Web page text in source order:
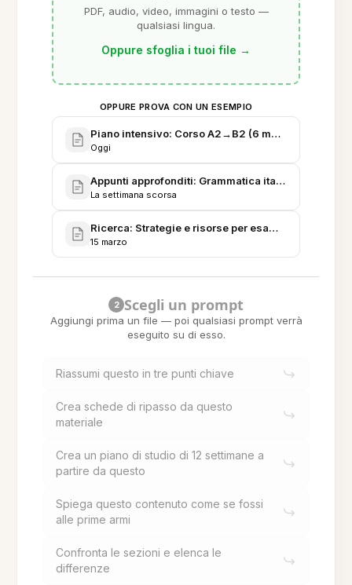
PDF, audio, video, immagini o testo —
qualsiasi lingua.
Oppure sfoglia i tuoi file →
OPPURE PROVA CON UN ESEMPIO
Piano intensivo: Corso A2→B2 (6 mesi)
Oggi
Appunti approfonditi: Grammatica italiana avanzata
La settimana scorsa
Ricerca: Strategie e risorse per esame CILS
15 marzo
2 Scegli un prompt
Aggiungi prima un file — poi qualsiasi prompt verrà
eseguito su di esso.
Riassumi questo in tre punti chiave
Crea schede di ripasso da questo
materiale
Crea un piano di studio di 12 settimane a
partire da questo
Spiega questo contenuto come se fossi
alle prime armi
Confronta le sezioni e elenca le
differenze